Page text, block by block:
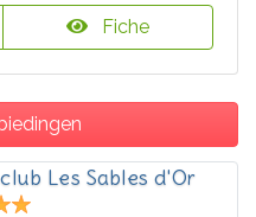
Fiche
Les Sables d'Or